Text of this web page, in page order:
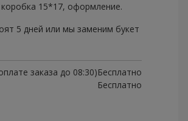
15*17, оформление.
5 дней или мы заменим букет
заказа до 08:30)Бесплатно
Бесплатно